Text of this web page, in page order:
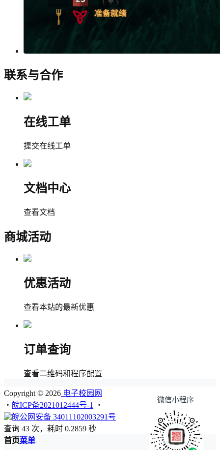
联系与合作
在线工单
提交在线工单
文档中心
查看文档
商城活动
优惠活动
查看本站的最新优惠
订单查询
查看二维码和程序配置
微信小程序
Copyright © 2026 电子校园网
・ 皖ICP备2021012444号-1
・
皖公网安备 34011102003291号
查询 43 次，耗时 0.2859 秒
首页菜单